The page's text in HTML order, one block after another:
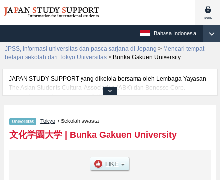
Bahasa Indonesia
JPSS, Informasi universitas dan pasca sarjana di Jepang > Mencari tempat
belajar sekolah dari Tokyo Universitas > Bunka Gakuen University
JAPAN STUDY SUPPORT yang dikelola bersama oleh Lembaga Yayasan
The Asian Students Cultural Association (ABK) dan Benesse Corp.
menyediakan informasi sekitar 1300 universitas, pascasarjana, universitas
informasi per fakultas seperti Fakultas Fashion ScienceatauFakultas Art and
DesignatauFakultas Intercultural Studies, serta berbagai informasi yang
berguna bagi mahasiswa(i) mancanegara seperti kuota untuk jumlah
informasi mengenai ujian masuk, prasarana kampus, akses jalan, dan
lainnya. Silakan memanfaatkannya.
Tokyo / Sekolah swasta
文化学園大学| Bunka Gakuen University